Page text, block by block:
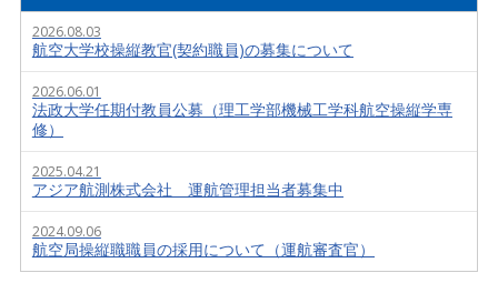
2026.08.03
航空大学校操縦教官(契約職員)の募集について
2026.06.01
法政大学任期付教員公募（理工学部機械工学科航空操縦学専
修）
2025.04.21
アジア航測株式会社 運航管理担当者募集中
2024.09.06
航空局操縦職職員の採用について（運航審査官）